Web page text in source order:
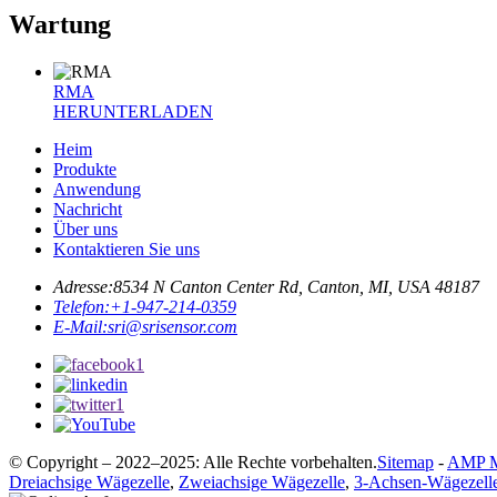
Wartung
RMA
HERUNTERLADEN
Heim
Produkte
Anwendung
Nachricht
Über uns
Kontaktieren Sie uns
Adresse:8534 N Canton Center Rd, Canton, MI, USA 48187
Telefon:+1-947-214-0359
E-Mail:sri@srisensor.com
© Copyright – 2022–2025: Alle Rechte vorbehalten.Sitemap - AMP
Dreiachsige Wägezelle, Zweiachsige Wägezelle, 3-Achsen-